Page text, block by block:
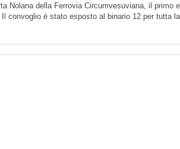
Nolana della Ferrovia Circumvesuviana, il primo
convoglio è stato esposto al binario 12 per tutta